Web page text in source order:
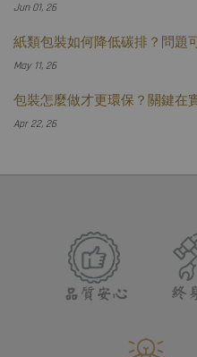
Jun 01, 26
紙類包裝如何降低碳排？問題
May 11, 26
包裝怎麼做才更環保？關鍵在
Apr 22, 26